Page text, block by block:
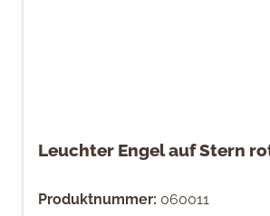
Leuchter Engel auf Stern
Produktnummer: 060011